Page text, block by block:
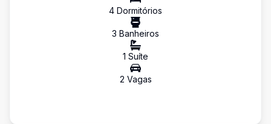
4 Dormitórios
3 Banheiros
1 Suíte
2 Vagas